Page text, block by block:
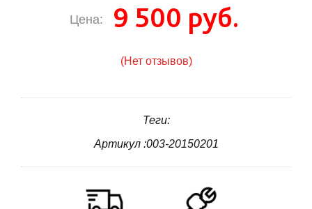
Цена: 9 500 руб.
(Нет отзывов)
Теги:
Артикул :003-20150201